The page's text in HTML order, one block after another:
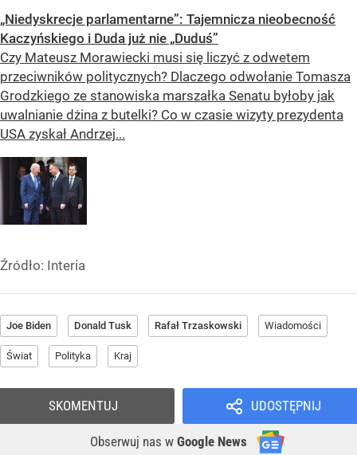
„Niedyskrecje parlamentarne”: Tajemnicza nieobecność
Kaczyńskiego i Duda już nie „Duduś”
Czy Mateusz Morawiecki musi się liczyć z odwetem
przeciwników politycznych? Dlaczego odwołanie Tomasza
Grodzkiego ze stanowiska marszałka Senatu byłoby jak
uwalnianie dżina z butelki? Co w czasie wizyty prezydenta
USA zyskał Andrzej...
Źródło: Interia
Joe Biden Donald Tusk Rafał Trzaskowski Wiadomości
Świat Polityka Kraj
UDOSTĘPNIJ
Obserwuj nas w Google News
SKOMENTUJ